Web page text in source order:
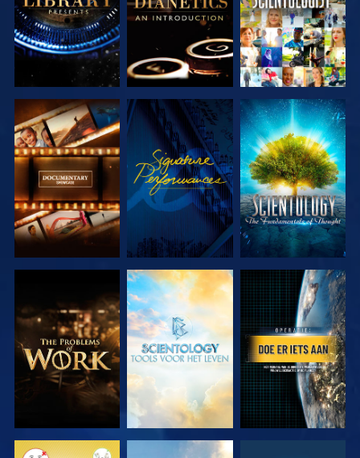
VERKEN DE
SERIE
KIJK
VERKEN DE
SERIE
VERKEN DE
SERIE
VERKEN DE
SERIE
KIJK